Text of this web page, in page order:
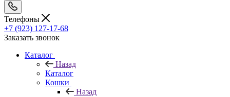
Телефоны
+7 (923) 127-17-68
Заказать звонок
Каталог
Назад
Каталог
Кошки
Назад